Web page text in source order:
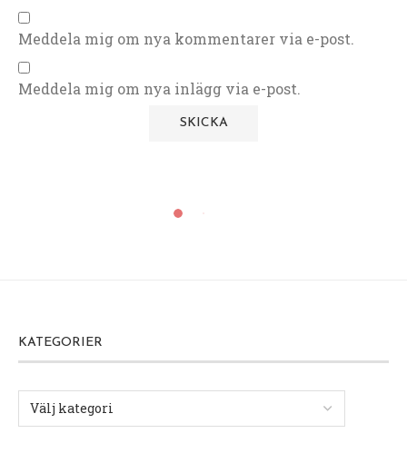
Meddela mig om nya kommentarer via e-post.
Meddela mig om nya inlägg via e-post.
KATEGORIER